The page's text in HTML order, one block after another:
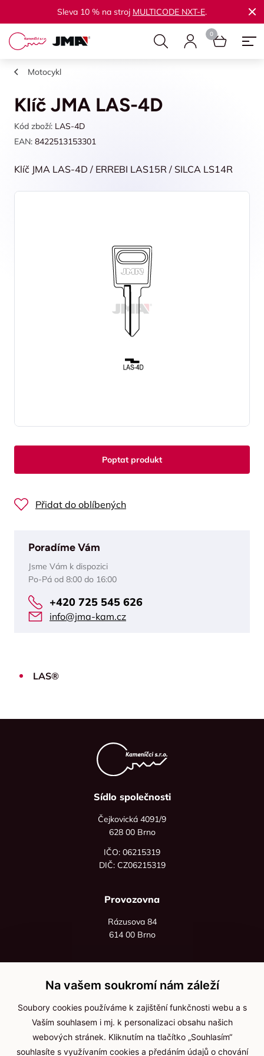
Sleva 10 % na stroj MULTICODE NXT-E.
Motocykl
Klíč JMA LAS-4D
Kód zboží: LAS-4D
EAN: 8422513153301
Klíč JMA LAS-4D / ERREBI LAS15R / SILCA LS14R
Poptat produkt
Přidat do oblíbených
Poradíme Vám
Jsme Vám k dispozici
Po-Pá od 8:00 do 16:00
+420 725 545 626
info@jma-kam.cz
LAS®
Sídlo společnosti
Čejkovická 4091/9
628 00 Brno
IČO: 06215319
DIČ: CZ06215319
Provozovna
Rázusova 84
614 00 Brno
+420 736 535 066
Po - pá: 8:00 - 16:00
info@jma-kam.cz
Na vašem soukromí nám záleží
Soubory cookies používáme k zajištění funkčnosti webu a s
Vaším souhlasem i mj. k personalizaci obsahu našich
webových stránek. Kliknutím na tlačítko „Souhlasím“
souhlasíte s využívaním cookies a předáním údajů o chování